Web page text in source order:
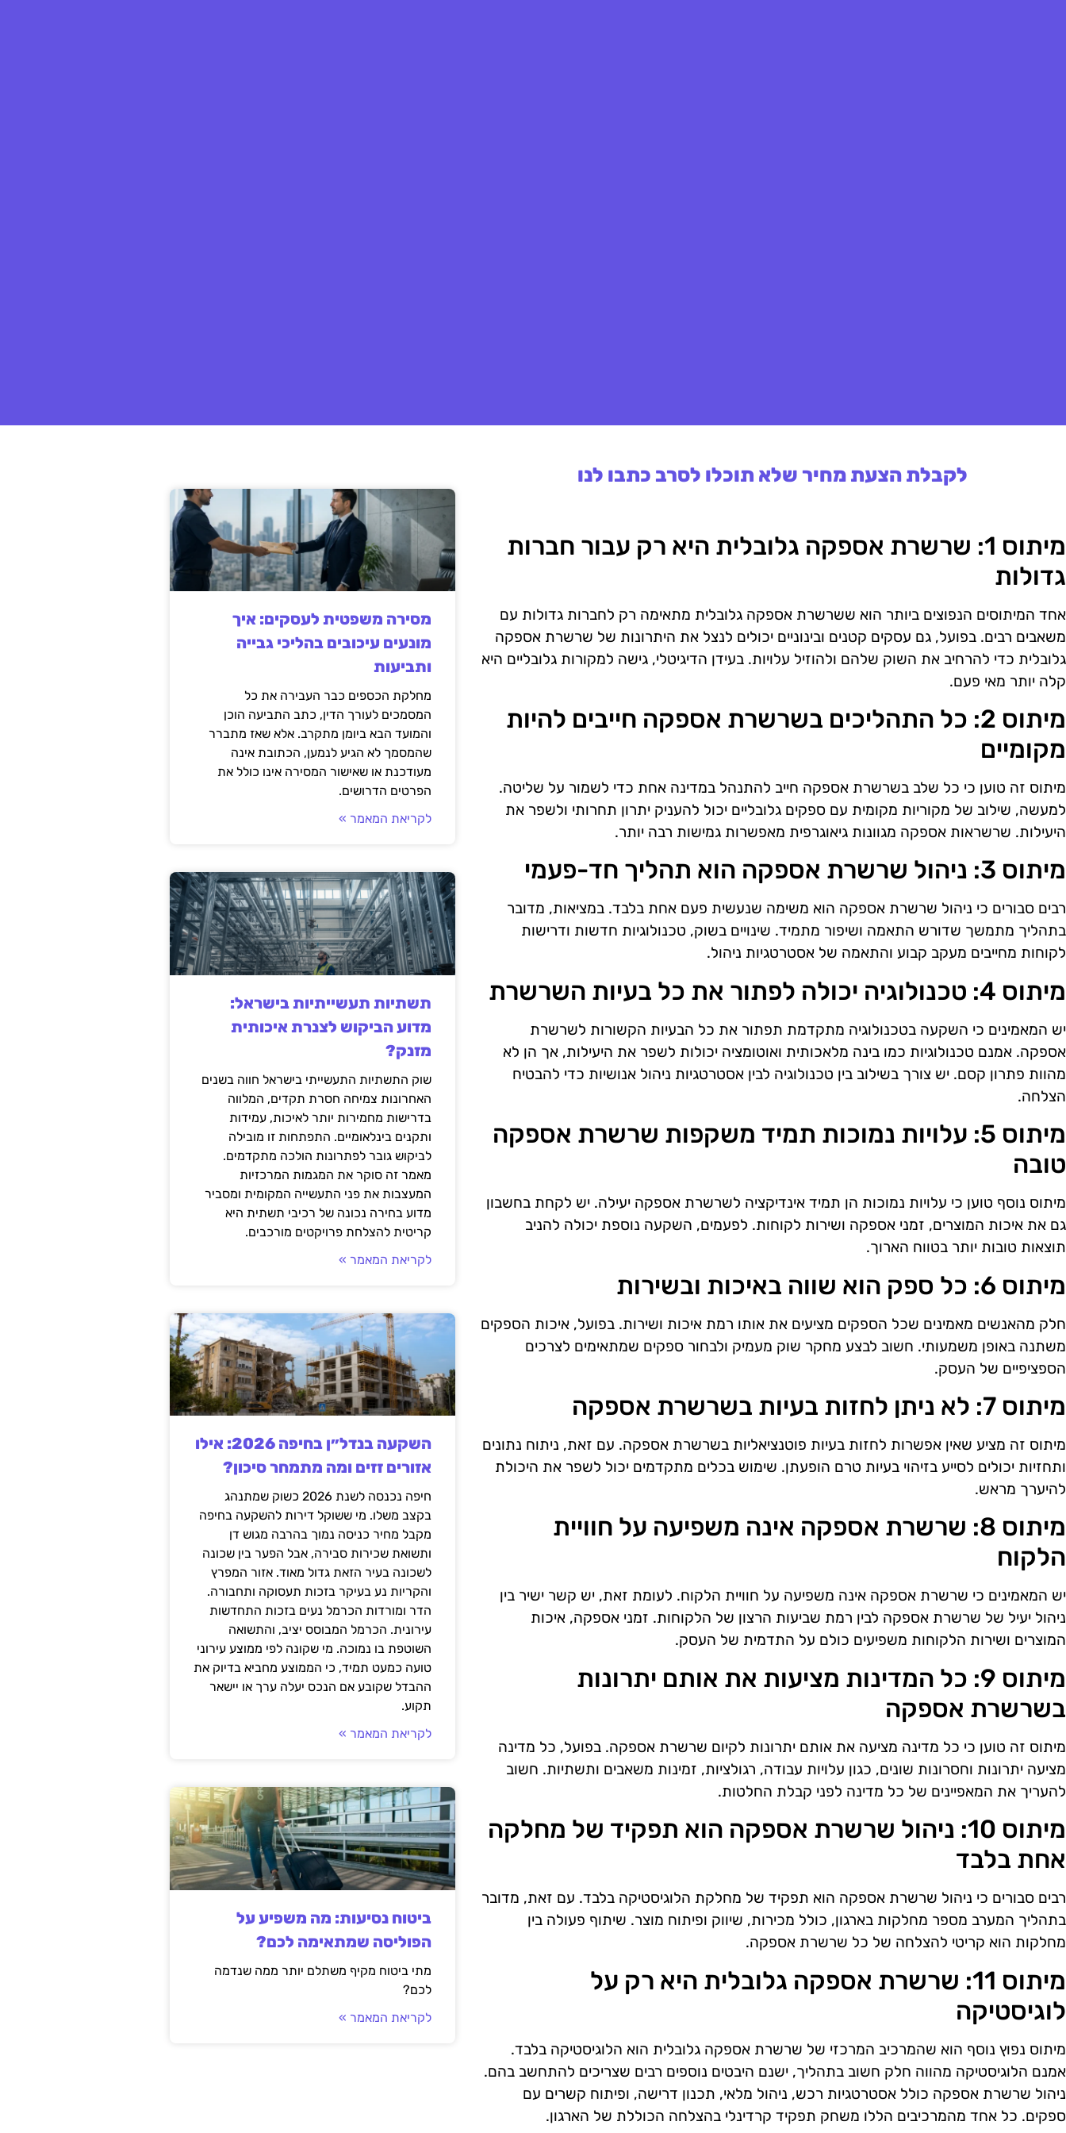
לקבלת הצעת מחיר שלא תוכלו לסרב כתבו לנו
מיתוס 1: שרשרת אספקה גלובלית היא רק עבור חברות
גדולות
אחד המיתוסים הנפוצים ביותר הוא ששרשרת אספקה גלובלית מתאימה רק לחברות גדולות עם
משאבים רבים. בפועל, גם עסקים קטנים ובינוניים יכולים לנצל את היתרונות של שרשרת אספקה
גלובלית כדי להרחיב את השוק שלהם ולהוזיל עלויות. בעידן הדיגיטלי, גישה למקורות גלובליים היא
קלה יותר מאי פעם.
מיתוס 2: כל התהליכים בשרשרת אספקה חייבים להיות
מקומיים
מיתוס זה טוען כי כל שלב בשרשרת אספקה חייב להתנהל במדינה אחת כדי לשמור על שליטה.
למעשה, שילוב של מקוריות מקומית עם ספקים גלובליים יכול להעניק יתרון תחרותי ולשפר את
היעילות. שרשראות אספקה מגוונות גיאוגרפית מאפשרות גמישות רבה יותר.
מיתוס 3: ניהול שרשרת אספקה הוא תהליך חד-פעמי
רבים סבורים כי ניהול שרשרת אספקה הוא משימה שנעשית פעם אחת בלבד. במציאות, מדובר
בתהליך מתמשך שדורש התאמה ושיפור מתמיד. שינויים בשוק, טכנולוגיות חדשות ודרישות
לקוחות מחייבים מעקב קבוע והתאמה של אסטרטגיות ניהול.
מיתוס 4: טכנולוגיה יכולה לפתור את כל בעיות השרשרת
יש המאמינים כי השקעה בטכנולוגיה מתקדמת תפתור את כל הבעיות הקשורות לשרשרת
אספקה. אמנם טכנולוגיות כמו בינה מלאכותית ואוטומציה יכולות לשפר את היעילות, אך הן לא
מהוות פתרון קסם. יש צורך בשילוב בין טכנולוגיה לבין אסטרטגיות ניהול אנושיות כדי להבטיח
הצלחה.
מיתוס 5: עלויות נמוכות תמיד משקפות שרשרת אספקה
טובה
מיתוס נוסף טוען כי עלויות נמוכות הן תמיד אינדיקציה לשרשרת אספקה יעילה. יש לקחת בחשבון
גם את איכות המוצרים, זמני אספקה ושירות לקוחות. לפעמים, השקעה נוספת יכולה להניב
תוצאות טובות יותר בטווח הארוך.
מיתוס 6: כל ספק הוא שווה באיכות ובשירות
חלק מהאנשים מאמינים שכל הספקים מציעים את אותו רמת איכות ושירות. בפועל, איכות הספקים
משתנה באופן משמעותי. חשוב לבצע מחקר שוק מעמיק ולבחור ספקים שמתאימים לצרכים
הספציפיים של העסק.
מיתוס 7: לא ניתן לחזות בעיות בשרשרת אספקה
מיתוס זה מציע שאין אפשרות לחזות בעיות פוטנציאליות בשרשרת אספקה. עם זאת, ניתוח נתונים
ותחזיות יכולים לסייע בזיהוי בעיות טרם הופעתן. שימוש בכלים מתקדמים יכול לשפר את היכולת
להיערך מראש.
מיתוס 8: שרשרת אספקה אינה משפיעה על חוויית
הלקוח
יש המאמינים כי שרשרת אספקה אינה משפיעה על חוויית הלקוח. לעומת זאת, יש קשר ישיר בין
ניהול יעיל של שרשרת אספקה לבין רמת שביעות הרצון של הלקוחות. זמני אספקה, איכות
המוצרים ושירות הלקוחות משפיעים כולם על התדמית של העסק.
מיתוס 9: כל המדינות מציעות את אותם יתרונות
בשרשרת אספקה
מיתוס זה טוען כי כל מדינה מציעה את אותם יתרונות לקיום שרשרת אספקה. בפועל, כל מדינה
מציעה יתרונות וחסרונות שונים, כגון עלויות עבודה, רגולציות, זמינות משאבים ותשתיות. חשוב
להעריך את המאפיינים של כל מדינה לפני קבלת החלטות.
מיתוס 10: ניהול שרשרת אספקה הוא תפקיד של מחלקה
אחת בלבד
רבים סבורים כי ניהול שרשרת אספקה הוא תפקיד של מחלקת הלוגיסטיקה בלבד. עם זאת, מדובר
בתהליך המערב מספר מחלקות בארגון, כולל מכירות, שיווק ופיתוח מוצר. שיתוף פעולה בין
מחלקות הוא קריטי להצלחה של כל שרשרת אספקה.
מיתוס 11: שרשרת אספקה גלובלית היא רק על
לוגיסטיקה
מיתוס נפוץ נוסף הוא שהמרכיב המרכזי של שרשרת אספקה גלובלית הוא הלוגיסטיקה בלבד.
אמנם הלוגיסטיקה מהווה חלק חשוב בתהליך, ישנם היבטים נוספים רבים שצריכים להתחשב בהם.
ניהול שרשרת אספקה כולל אסטרטגיות רכש, ניהול מלאי, תכנון דרישה, ופיתוח קשרים עם
ספקים. כל אחד מהמרכיבים הללו משחק תפקיד קרדינלי בהצלחה הכוללת של הארגון.
מסירה משפטית לעסקים: איך
מונעים עיכובים בהליכי גבייה
ותביעות
מחלקת הכספים כבר העבירה את כל
המסמכים לעורך הדין, כתב התביעה הוכן
והמועד הבא ביומן מתקרב. אלא שאז מתברר
שהמסמך לא הגיע לנמען, הכתובת אינה
מעודכנת או שאישור המסירה אינו כולל את
הפרטים הדרושים.
לקריאת המאמר »
תשתיות תעשייתיות בישראל:
מדוע הביקוש לצנרת איכותית
מזנק?
שוק התשתיות התעשייתי בישראל חווה בשנים
האחרונות צמיחה חסרת תקדים, המלווה
בדרישות מחמירות יותר לאיכות, עמידות
ותקנים בינלאומיים. התפתחות זו מובילה
לביקוש גובר לפתרונות הולכה מתקדמים.
מאמר זה סוקר את המגמות המרכזיות
המעצבות את פני התעשייה המקומית ומסביר
מדוע בחירה נכונה של רכיבי תשתית היא
קריטית להצלחת פרויקטים מורכבים.
לקריאת המאמר »
השקעה בנדל״ן בחיפה 2026: אילו
אזורים זזים ומה מתמחר סיכון?
חיפה נכנסה לשנת 2026 כשוק שמתנהג
בקצב משלו. מי ששוקל דירות להשקעה בחיפה
מקבל מחיר כניסה נמוך בהרבה מגוש דן
ותשואת שכירות סבירה, אבל הפער בין שכונה
לשכונה בעיר הזאת גדול מאוד. אזור המפרץ
והקריות נע בעיקר בזכות תעסוקה ותחבורה.
הדר ומורדות הכרמל נעים בזכות התחדשות
עירונית. הכרמל המבוסס יציב, והתשואה
השוטפת בו נמוכה. מי שקונה לפי ממוצע עירוני
טועה כמעט תמיד, כי הממוצע מחביא בדיוק את
ההבדל שקובע אם הנכס יעלה ערך או יישאר
תקוע.
לקריאת המאמר »
ביטוח נסיעות: מה משפיע על
הפוליסה שמתאימה לכם?
מתי ביטוח מקיף משתלם יותר ממה שנדמה
לכם?
לקריאת המאמר »